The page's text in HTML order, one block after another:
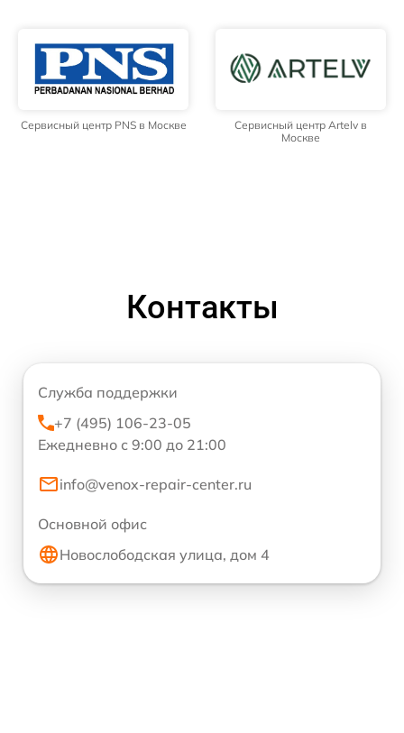
Сервисный центр PNS в Москве
Сервисный центр Artelv в
Москве
Контакты
Служба поддержки
+7 (495) 106-23-05
Ежедневно с 9:00 до 21:00
info@venox-repair-center.ru
Основной офис
Новослободская улица, дом 4